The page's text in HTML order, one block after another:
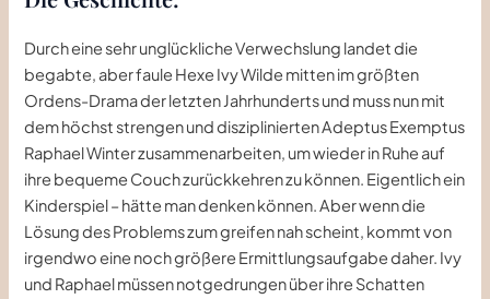
Durch eine sehr unglückliche Verwechslung landet die
begabte, aber faule Hexe Ivy Wilde mitten im größten
Ordens-Drama der letzten Jahrhunderts und muss nun mit
dem höchst strengen und disziplinierten Adeptus Exemptus
Raphael Winter zusammenarbeiten, um wieder in Ruhe auf
ihre bequeme Couch zurückkehren zu können. Eigentlich ein
Kinderspiel – hätte man denken können. Aber wenn die
Lösung des Problems zum greifen nah scheint, kommt von
irgendwo eine noch größere Ermittlungsaufgabe daher. Ivy
und Raphael müssen notgedrungen über ihre Schatten